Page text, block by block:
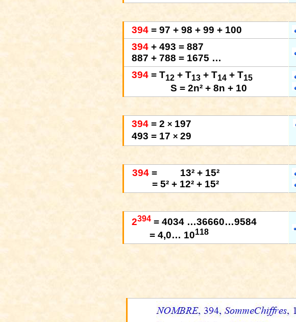
394= 97 + 98 + 99 + 100
394 + 493 = 887
887 + 788 = 1675 …
394= T12 + T13 + T14 + T15
S = 2n² + 8n + 10
394= 2× 197
493 = 17× 29
394 =
13² + 15²
= 5² + 12² + 15²
2394 = 4034 …36660…9584
= 4,0… 10118